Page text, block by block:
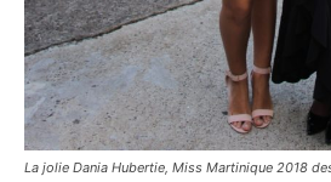
La jolie Dania Hubertie, Miss Martinique 2018